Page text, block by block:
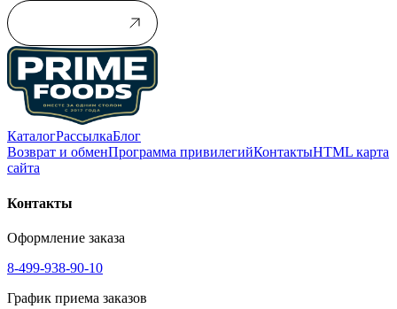
КаталогРассылкаБлог
Возврат и обменПрограмма привилегийКонтактыHTML карта
сайта
Контакты
Оформление заказа
8-499-938-90-10
График приема заказов